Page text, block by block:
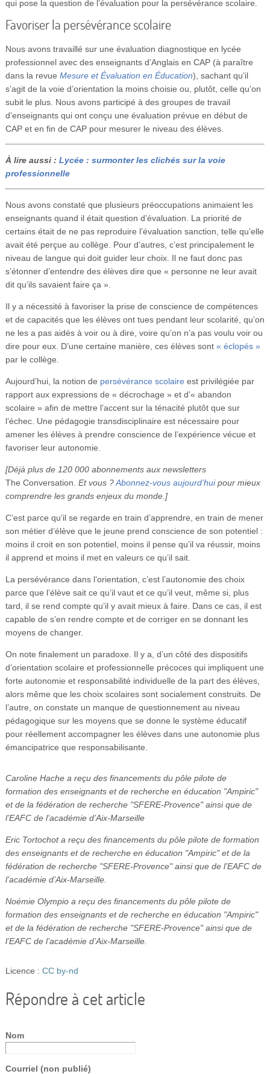
qui pose la question de l’évaluation pour la persévérance scolaire.
Favoriser la persévérance scolaire
Nous avons travaillé sur une évaluation diagnostique en lycée
professionnel avec des enseignants d’Anglais en CAP (à paraître
dans la revue Mesure et Évaluation en Éducation), sachant qu’il
s’agit de la voie d’orientation la moins choisie ou, plutôt, celle qu’on
subit le plus. Nous avons participé à des groupes de travail
d’enseignants qui ont conçu une évaluation prévue en début de
CAP et en fin de CAP pour mesurer le niveau des élèves.
À lire aussi : Lycée : surmonter les clichés sur la voie
professionnelle
Nous avons constaté que plusieurs préoccupations animaient les
enseignants quand il était question d’évaluation. La priorité de
certains était de ne pas reproduire l’évaluation sanction, telle qu’elle
avait été perçue au collège. Pour d’autres, c’est principalement le
niveau de langue qui doit guider leur choix. Il ne faut donc pas
s’étonner d’entendre des élèves dire que « personne ne leur avait
dit qu’ils savaient faire ça ».
Il y a nécessité à favoriser la prise de conscience de compétences
et de capacités que les élèves ont tues pendant leur scolarité, qu’on
ne les a pas aidés à voir ou à dire, voire qu’on n’a pas voulu voir ou
dire pour eux. D’une certaine manière, ces élèves sont « éclopés »
par le collège.
Aujourd’hui, la notion de persévérance scolaire est privilégiée par
rapport aux expressions de « décrochage » et d’« abandon
scolaire » afin de mettre l’accent sur la ténacité plutôt que sur
l’échec. Une pédagogie transdisciplinaire est nécessaire pour
amener les élèves à prendre conscience de l’expérience vécue et
favoriser leur autonomie.
[Déjà plus de 120 000 abonnements aux newsletters
The Conversation. Et vous ?Abonnez-vous aujourd’huipour mieux
comprendre les grands enjeux du monde.]
C’est parce qu’il se regarde en train d’apprendre, en train de mener
son métier d’élève que le jeune prend conscience de son potentiel :
moins il croit en son potentiel, moins il pense qu’il va réussir, moins
il apprend et moins il met en valeurs ce qu’il sait.
La persévérance dans l’orientation, c’est l’autonomie des choix
parce que l’élève sait ce qu’il vaut et ce qu’il veut, même si, plus
tard, il se rend compte qu’il y avait mieux à faire. Dans ce cas, il est
capable de s’en rendre compte et de corriger en se donnant les
moyens de changer.
On note finalement un paradoxe. Il y a, d’un côté des dispositifs
d’orientation scolaire et professionnelle précoces qui impliquent une
forte autonomie et responsabilité individuelle de la part des élèves,
alors même que les choix scolaires sont socialement construits. De
l’autre, on constate un manque de questionnement au niveau
pédagogique sur les moyens que se donne le système éducatif
pour réellement accompagner les élèves dans une autonomie plus
émancipatrice que responsabilisante.
Caroline Hache a reçu des financements du pôle pilote de
formation des enseignants et de recherche en éducation "Ampiric"
et de la fédération de recherche "SFERE-Provence" ainsi que de
l’EAFC de l’académie d’Aix-Marseille
Eric Tortochot a reçu des financements du pôle pilote de formation
des enseignants et de recherche en éducation "Ampiric" et de la
fédération de recherche "SFERE-Provence" ainsi que de l’EAFC de
l’académie d’Aix-Marseille.
Noémie Olympio a reçu des financements du pôle pilote de
formation des enseignants et de recherche en éducation "Ampiric"
et de la fédération de recherche "SFERE-Provence" ainsi que de
l’EAFC de l’académie d’Aix-Marseille.
Licence : CC by-nd
Répondre à cet article
Nom
Courriel (non publié)